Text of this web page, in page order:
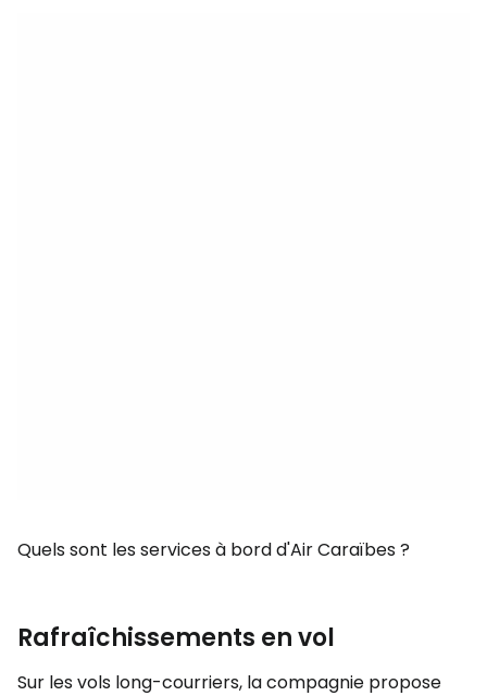
Quels sont les services à bord d'Air Caraïbes ?
Rafraîchissements en vol
Sur les vols long-courriers, la compagnie propose